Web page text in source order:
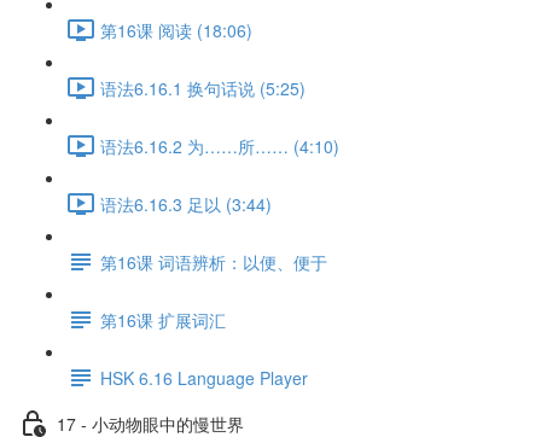
第16课 阅读 (18:06)
语法6.16.1 换句话说 (5:25)
语法6.16.2 为……所…… (4:10)
语法6.16.3 足以 (3:44)
第16课 词语辨析：以便、便于
第16课 扩展词汇
HSK 6.16 Language Player
17 - 小动物眼中的慢世界